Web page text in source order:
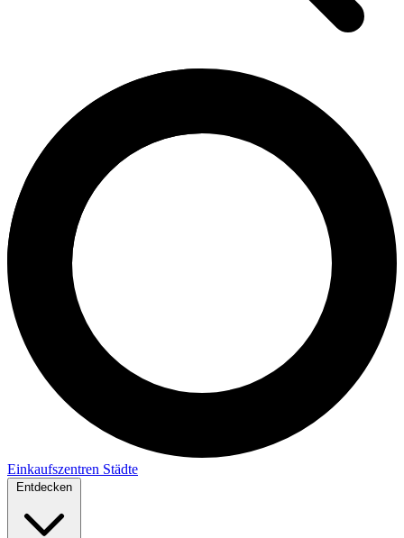
Einkaufszentren Städte
Entdecken